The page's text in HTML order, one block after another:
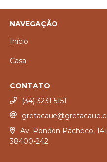
NAVEGAÇÃO
Início
Casa
CONTATO
(34) 3231-5151
Av. Rondon Pacheco,
38400-242